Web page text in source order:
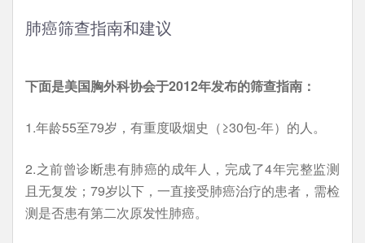
肺癌筛查指南和建议
下面是美国胸外科协会于2012年发布的筛查指南：
1.年龄55至79岁，有重度吸烟史（≥30包-年）的人。
2.之前曾诊断患有肺癌的成年人，完成了4年完整监测
且无复发；79岁以下，一直接受肺癌治疗的患者，需检
测是否患有第二次原发性肺癌。